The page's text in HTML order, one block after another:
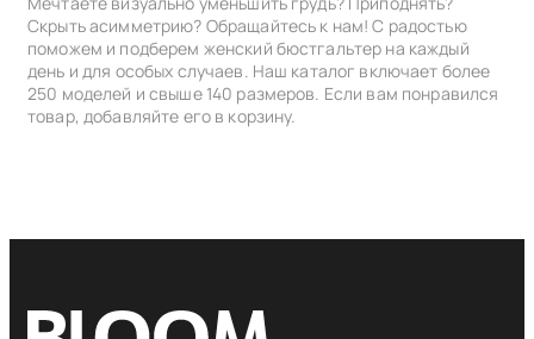
Скрыть асимметрию? Обращайтесь к нам! С радостью
поможем и подберем женский бюстгальтер на каждый
день и для особых случаев. Наш каталог включает более
250 моделей и свыше 140 размеров. Если вам понравился
товар, добавляйте его в корзину.